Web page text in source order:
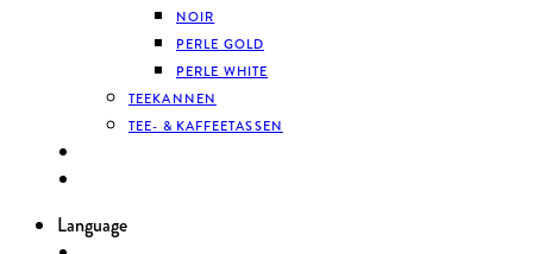
NOIR
PERLE GOLD
PERLE WHITE
TEEKANNEN
TEE- & KAFFEETASSEN
Language